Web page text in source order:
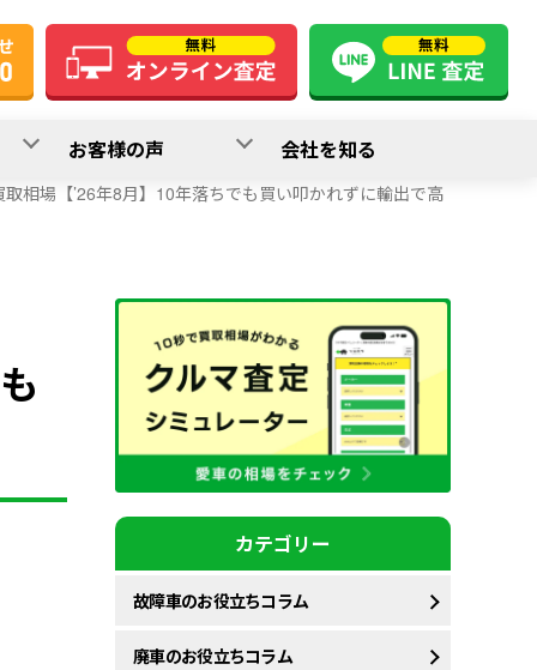
お客様の声 会社を知る
相場【’26年8月】10年落ちでも買い叩かれずに輸出で高
カテゴリー
故障車のお役立ちコラム
廃車のお役立ちコラム